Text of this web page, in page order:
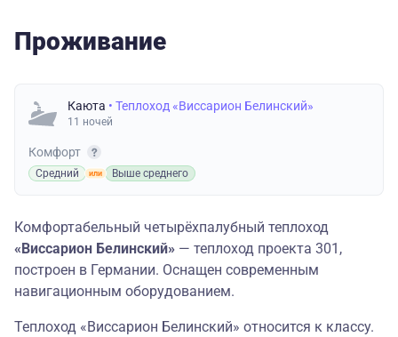
Проживание
Каюта • Теплоход «Виссарион Белинский»
11 ночей
Комфорт
Средний Выше среднего
Комфортабельный четырёхпалубный теплоход
«Виссарион Белинский» — теплоход проекта 301,
построен в Германии. Оснащен современным
навигационным оборудованием.
Теплоход «Виссарион Белинский» относится к классу.